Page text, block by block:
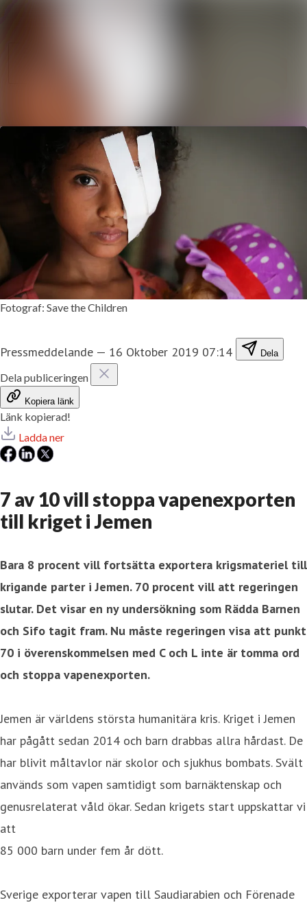
Fotograf: Save the Children
Pressmeddelande — 16 Oktober 2019 07:14 Dela
Dela publiceringen
Kopiera länk
Länk kopierad!
Ladda ner
7 av 10 vill stoppa vapenexporten
till kriget i Jemen
Bara 8 procent vill fortsätta exportera krigsmateriel till
krigande parter i Jemen. 70 procent vill att regeringen
slutar. Det visar en ny undersökning som Rädda Barnen
och Sifo tagit fram. Nu måste regeringen visa att punkt
70 i överenskommelsen med C och L inte är tomma ord
och stoppa vapenexporten.
Jemen är världens största humanitära kris. Kriget i Jemen
har pågått sedan 2014 och barn drabbas allra hårdast. De
har blivit måltavlor när skolor och sjukhus bombats. Svält
används som vapen samtidigt som barnäktenskap och
genusrelaterat våld ökar. Sedan krigets start uppskattar vi
att
85 000 barn under fem år dött.
Sverige exporterar vapen till Saudiarabien och Förenade